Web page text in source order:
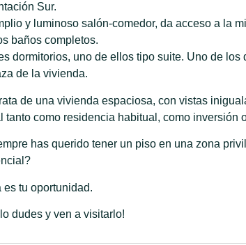
Sur.
y luminoso salón-comedor, da acceso a la
baños completos.
dormitorios, uno de ellos tipo suite. Uno de los
de la vivienda.
de una vivienda espaciosa, con vistas
tanto como residencia habitual, como inversión
has querido tener un piso en una zona
es tu oportunidad.
lo dudes y ven a visitarlo!